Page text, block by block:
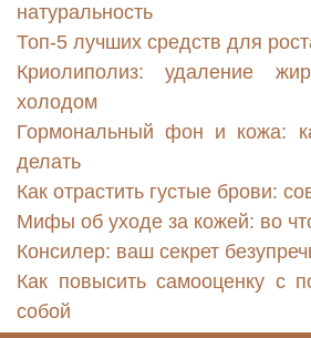
натуральность
Топ-5 лучших средств для
Криолиполиз: удаление
холодом
Гормональный фон и кожа:
делать
Как отрастить густые брови:
Мифы об уходе за кожей: во
Консилер: ваш секрет
Как повысить самооценку с
собой